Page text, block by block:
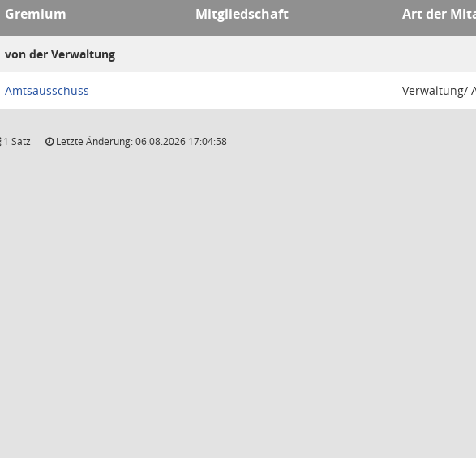
Gremium Mitgliedschaft Art der
von der Verwaltung
Amtsausschuss Verwaltung/
1 Satz Letzte Änderung: 06.08.2026 17:04:58